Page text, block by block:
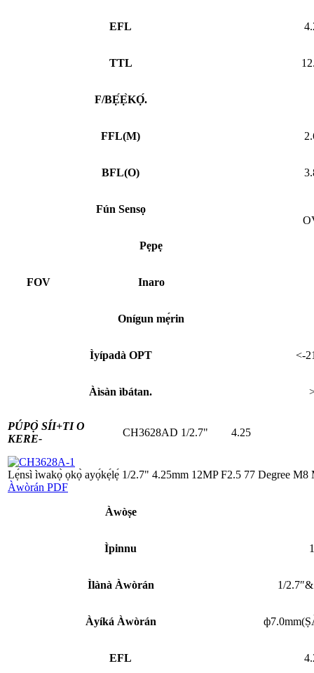
EFL
TTL
F/BẸ́Ẹ̀KỌ́.
FFL(M)
BFL(O)
Fún Sensọ
FOV
Pẹpẹ
Inaro
Onígun mẹ́rin
Ìyípadà OPT <-
Àìsàn ìbátan.
PÚPỌ̀ SÍI+TI O
KERE-
CH3628AD 1/2.7" 4.25
Lẹ́nsì ìwakọ̀ ọkọ̀ ayọ́kẹ́lẹ́ 1/2.7" 4.25mm 12MP F2.5 77 Degree
Àwòrán PDF
Àwòṣe
Ìpinnu
Ìlànà Àwòrán 1/
Àyíká Àwòrán
EFL